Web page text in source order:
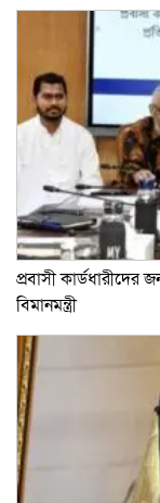
প্রবাসী কার্ডধারীদের
বিমানমন্ত্রী